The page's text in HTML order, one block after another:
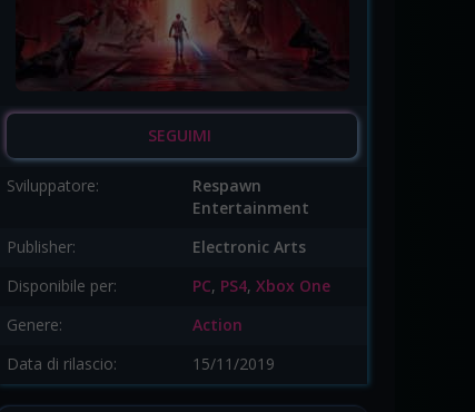
SEGUIMI
Sviluppatore:
Respawn
Entertainment
Publisher:
Electronic Arts
Disponibile per:
PC, PS4, Xbox One
Genere:
Action
Data di rilascio:
15/11/2019